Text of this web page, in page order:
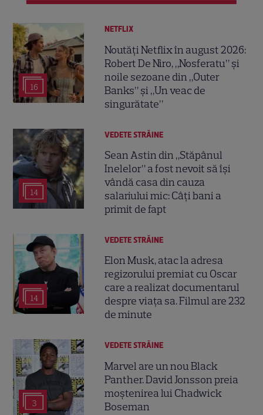
16
NETFLIX
Noutăți Netflix în august 2026:
Robert De Niro, „Nosferatu” și
noile sezoane din „Outer
Banks” și „Un veac de
singurătate”
14
VEDETE STRĂINE
Sean Astin din „Stăpânul
Inelelor” a fost nevoit să își
vândă casa din cauza
salariului mic: Câți bani a
primit de fapt
14
VEDETE STRĂINE
Elon Musk, atac la adresa
regizorului premiat cu Oscar
care a realizat documentarul
despre viața sa. Filmul are 232
de minute
3
VEDETE STRĂINE
Marvel are un nou Black
Panther. David Jonsson preia
moștenirea lui Chadwick
Boseman